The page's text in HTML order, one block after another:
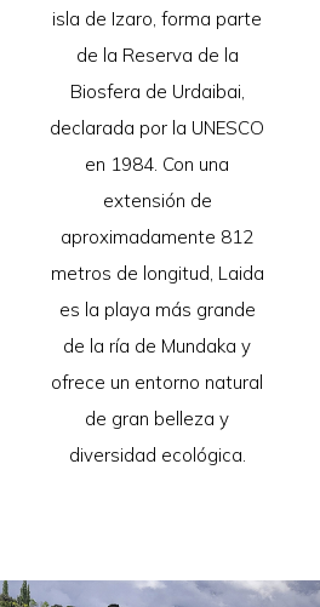
isla de Izaro, forma parte
de la Reserva de la
Biosfera de Urdaibai,
declarada por la UNESCO
en 1984. Con una
extensión de
aproximadamente 812
metros de longitud, Laida
es la playa más grande
de la ría de Mundaka y
ofrece un entorno natural
de gran belleza y
diversidad ecológica.